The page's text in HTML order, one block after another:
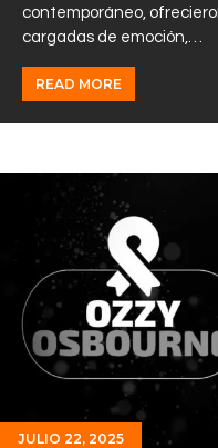
contemporáneo,
cargadas de emoción,…
READ MORE
JULIO 22, 2025